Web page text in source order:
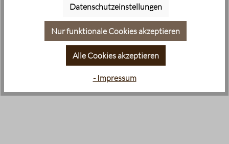
Datenschutzeinstellungen
Nur funktionale Cookies akzeptieren
Alle Cookies akzeptieren
- Impressum